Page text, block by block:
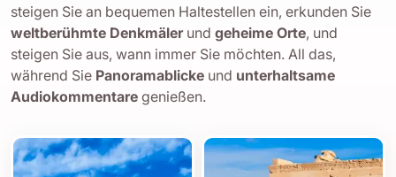
steigen Sie an bequemen Haltestellen ein, erkunden Sie
weltberühmte Denkmälerund geheime Orte, und
steigen Sie aus, wann immer Sie möchten. All das,
während Sie Panoramablicke und unterhaltsame
Audiokommentare genießen.